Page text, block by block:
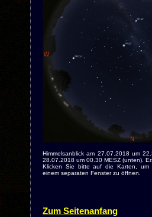
Himmelsanblick am 27.07.2018 um
28.07.2018 um 00.30 MESZ (unten).
Klicken Sie bitte auf die Karten, um
einem separaten Fenster zu öffnen.
Zum Seitenanfang